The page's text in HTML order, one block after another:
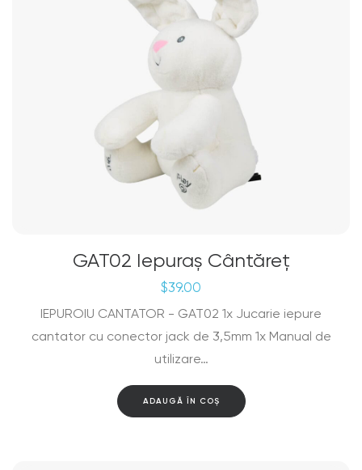
GAT02 Iepuraș Cântăreț
$39.00
IEPUROIU CANTATOR - GAT02 1x Jucarie iepure
cantator cu conector jack de 3,5mm 1x Manual de
utilizare…
ADAUGĂ ÎN COȘ